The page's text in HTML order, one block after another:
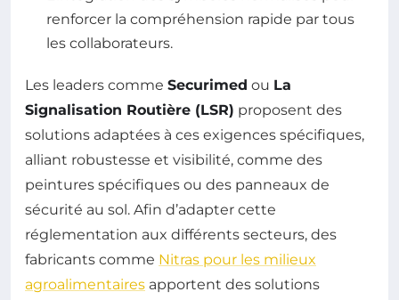
renforcer la compréhension rapide par tous
les collaborateurs.
Les leaders comme Securimed ou La
Signalisation Routière (LSR) proposent des
solutions adaptées à ces exigences spécifiques,
alliant robustesse et visibilité, comme des
peintures spécifiques ou des panneaux de
sécurité au sol. Afin d’adapter cette
réglementation aux différents secteurs, des
fabricants comme Nitras pour les milieux
agroalimentaires apportent des solutions